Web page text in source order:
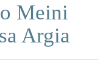
Meini
Argia